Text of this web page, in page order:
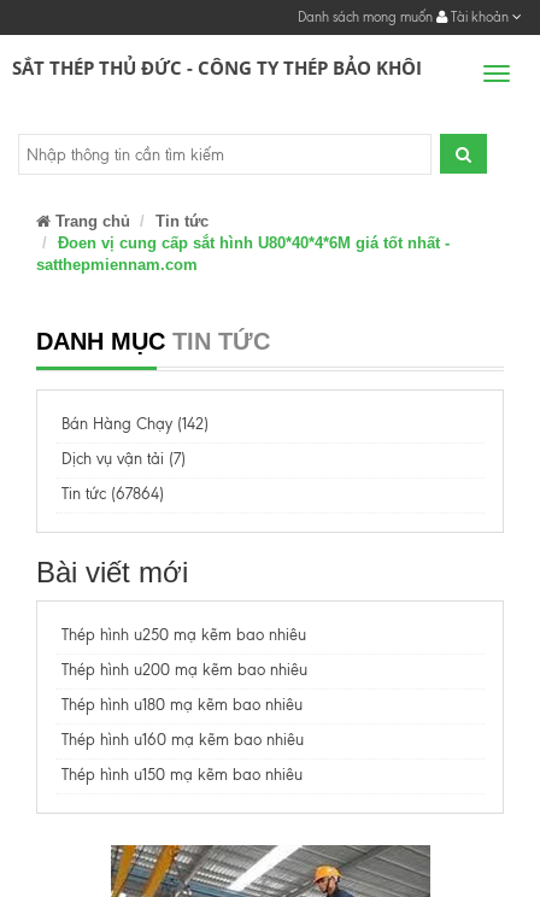
Danh sách mong muốn Tài khoản
SẮT THÉP THỦ ĐỨC - CÔNG TY THÉP BẢO KHÔI
Trang chủ
Tin tức
Đoen vị cung cấp sắt hình U80*40*4*6M giá tốt nhất -
satthepmiennam.com
DANH MỤC TIN TỨC
Bán Hàng Chạy (142)
Dịch vụ vận tải (7)
Tin tức (67864)
Bài viết mới
Thép hình u250 mạ kẽm bao nhiêu
Thép hình u200 mạ kẽm bao nhiêu
Thép hình u180 mạ kẽm bao nhiêu
Thép hình u160 mạ kẽm bao nhiêu
Thép hình u150 mạ kẽm bao nhiêu